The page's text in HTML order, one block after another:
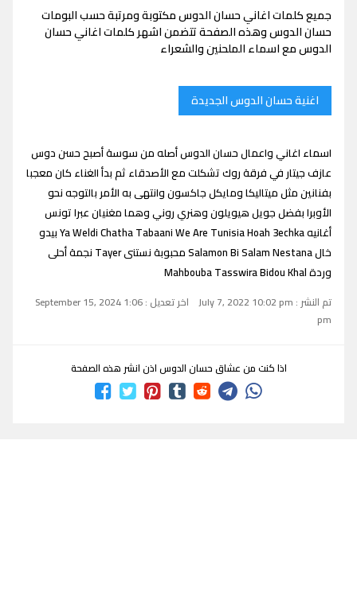
جميع كلمات اغاني حسان الدوس مكتوبة ومرتبة حسب البومات
حسان الدوس وهذه الصفحة تتضمن اشهر كلمات اغاني حسان
الدوس مع اسماء الملحنين والشعراء
اغنية حسان الدوس الجديدة
اسماء اغاني واعمال حسان الدوس أصله من سوسة أصبح حسن دوس
عازف جيتار في فرقة روك تشكلت مع الأصدقاء ثم بدأ الغناء كان معجبا
بفنانين مثل ميتاليكا ومايكل جاكسون وانتهى به الأمر بالتوجه نحو
الأوبرا بفضل جويل هيويلون وهنري روني وهما مغنيان عبرا تونس
أغانيه Ya Weldi Chatha Tabaani We Are Tunisia Hoah 3echka بيدو
خال Salamon Bi Salam Nestana محبوبة نستنى Tayer نجمة أحلى
وردة Mahbouba Tasswira Bidou Khal
تم النشر : July 7, 2022 10:02 pm
اخر تعديل : September 15, 2024 1:06
pm
اذا كنت من عشاق حسان الدوس اذن انشر هذه الصفحة